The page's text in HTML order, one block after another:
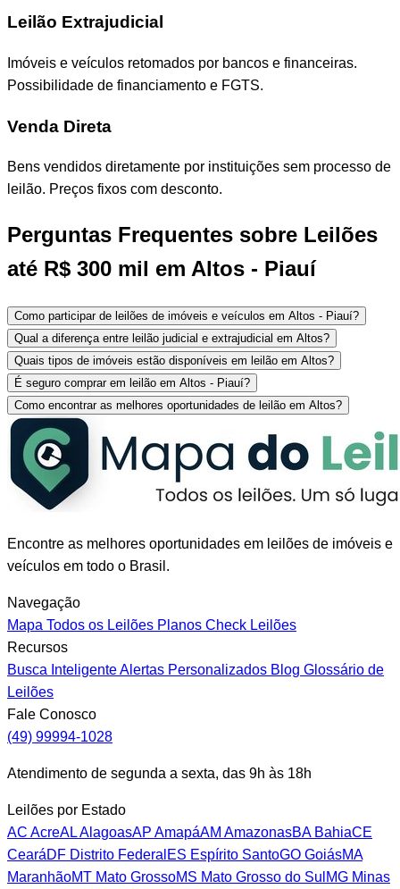
Leilão Extrajudicial
Imóveis e veículos retomados por bancos e financeiras.
Possibilidade de financiamento e FGTS.
Venda Direta
Bens vendidos diretamente por instituições sem processo de
leilão. Preços fixos com desconto.
Perguntas Frequentes sobre Leilões
até R$ 300 mil em Altos - Piauí
Como participar de leilões de imóveis e veículos em Altos - Piauí?
Qual a diferença entre leilão judicial e extrajudicial em Altos?
Quais tipos de imóveis estão disponíveis em leilão em Altos?
É seguro comprar em leilão em Altos - Piauí?
Como encontrar as melhores oportunidades de leilão em Altos?
Encontre as melhores oportunidades em leilões de imóveis e
veículos em todo o Brasil.
Navegação
Mapa Todos os Leilões Planos Check Leilões
Recursos
Busca InteligenteAlertas Personalizados Blog Glossário de
Leilões
Fale Conosco
(49) 99994-1028
Atendimento de segunda a sexta, das 9h às 18h
Leilões por Estado
AC AcreALAlagoasAP AmapáAM AmazonasBABahiaCE
CearáDF Distrito Federal ES Espírito SantoGO GoiásMA
MaranhãoMT Mato GrossoMS Mato Grosso do Sul MG Minas